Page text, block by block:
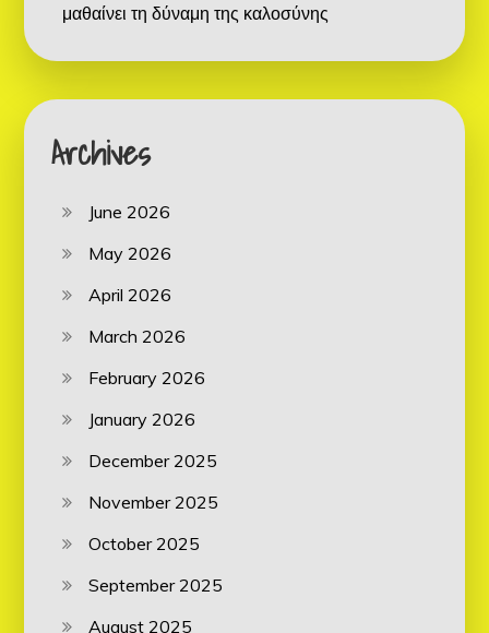
μαθαίνει τη δύναμη της καλοσύνης
Archives
June 2026
May 2026
April 2026
March 2026
February 2026
January 2026
December 2025
November 2025
October 2025
September 2025
August 2025